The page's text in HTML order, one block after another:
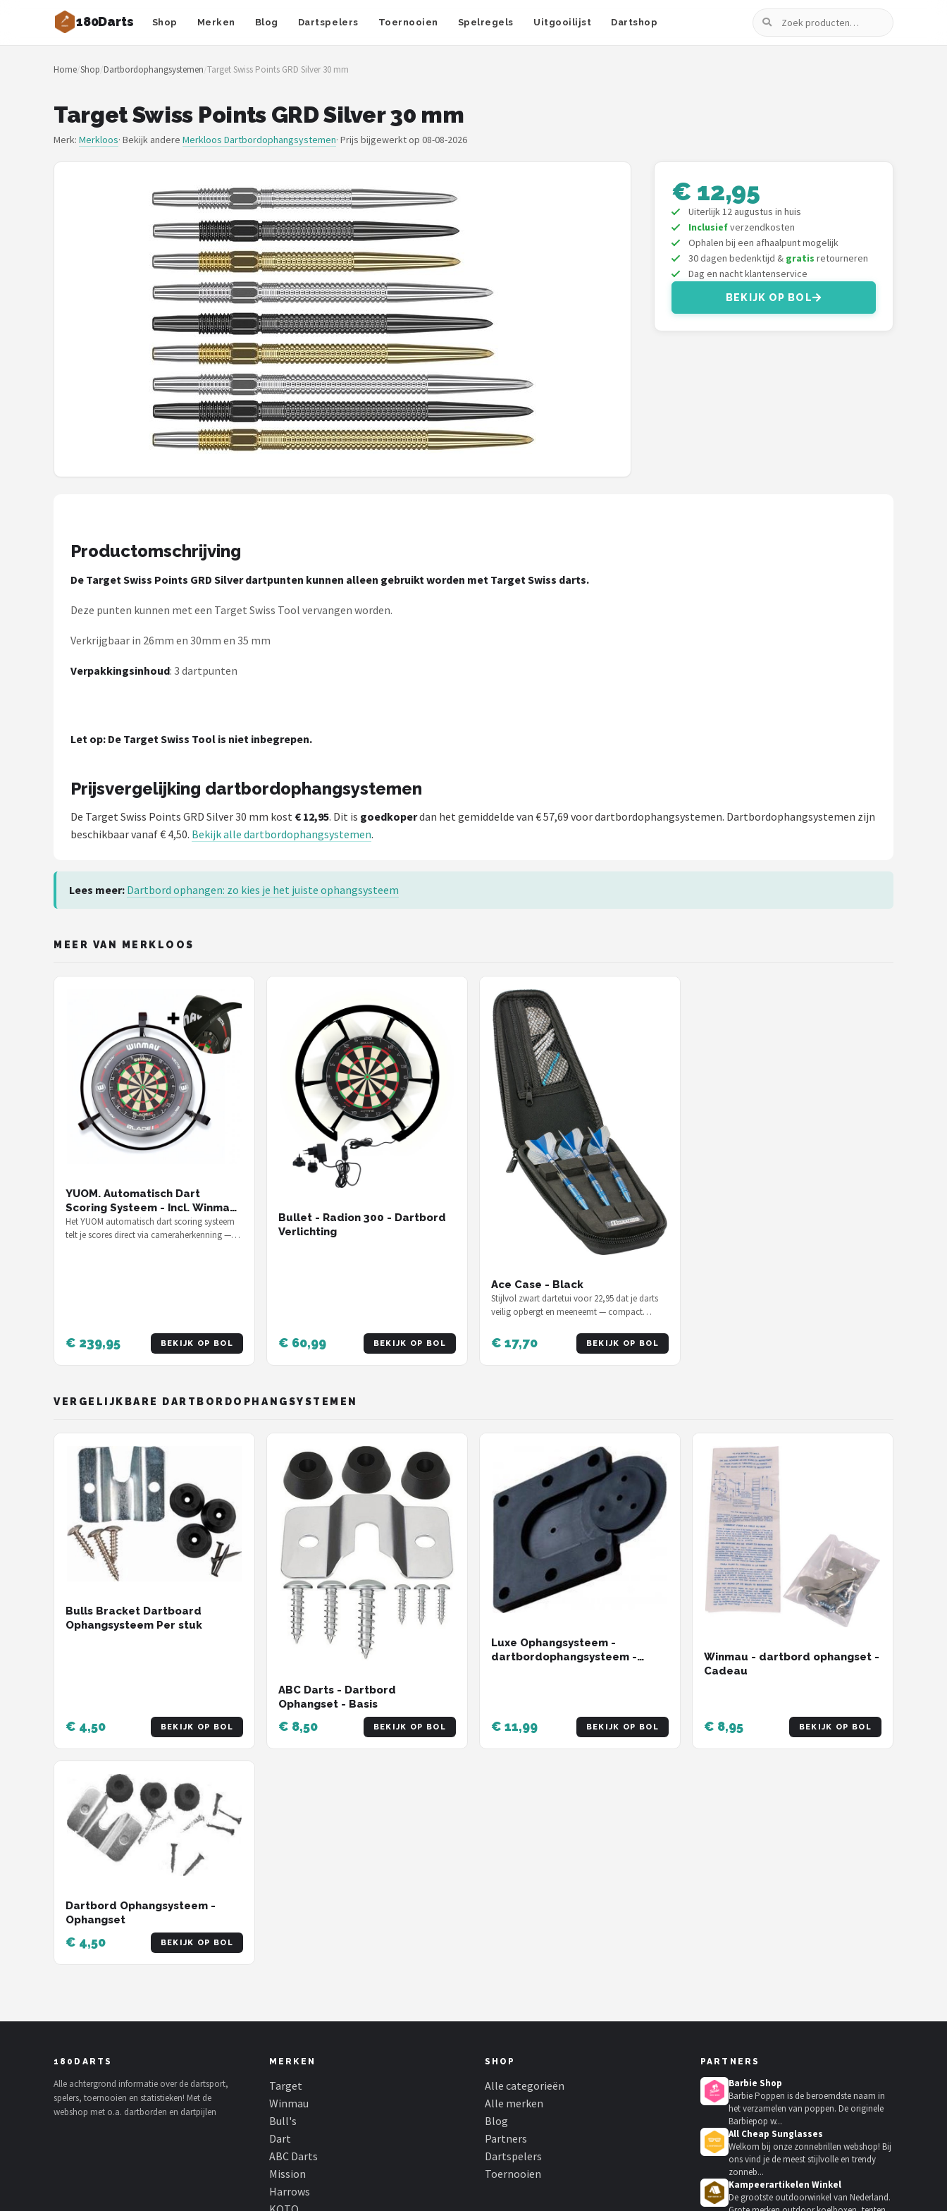
180Darts Shop Merken Blog Dartspelers Toernooien Spelregels Uitgooilijst Dartshop
Zoeken
Zoeken
NAVIGATIE
Merken
Unicorn
Alle merken →
Home/Shop/Dartbordophangsystemen/Target Swiss Points GRD Silver 30 mm
Target Swiss Points GRD Silver 30 mm
Merk: Merkloos· Bekijk andere Merkloos Dartbordophangsystemen· Prijs bijgewerkt op 08-08-2026
€ 12,95
Uiterlijk 12 augustus in huis
Inclusiefverzendkosten
Ophalen bij een afhaalpunt mogelijk
30 dagen bedenktijd & gratis retourneren
Dag en nacht klantenservice
BEKIJK OP BOL
Productomschrijving
De Target Swiss Points GRD Silver dartpunten kunnen alleen gebruikt worden met Target Swiss darts.
Deze punten kunnen met een Target Swiss Tool vervangen worden.
Verkrijgbaar in 26mm en 30mm en 35 mm
Verpakkingsinhoud: 3 dartpunten
Let op: De Target Swiss Tool is niet inbegrepen.
Prijsvergelijking dartbordophangsystemen
De Target Swiss Points GRD Silver 30 mm kost € 12,95. Dit is goedkoperdan het gemiddelde van € 57,69 voor dartbordophangsystemen. Dartbordophangsystemen zijn
beschikbaar vanaf € 4,50. Bekijk alle dartbordophangsystemen.
Lees meer: Dartbord ophangen: zo kies je het juiste ophangsysteem
MEER VAN MERKLOOS
YUOM. Automatisch Dart
Scoring Systeem - Incl. Winmau
360 dartbord verlichting - Darts
Scorebord voor Autodarts -
Het YUOM automatisch dart scoring systeem
telt je scores direct via cameraherkenning —
€ 239,95 BEKIJK OP BOL
Bullet - Radion 300 - Dartbord
Verlichting
€ 60,99 BEKIJK OP BOL
Ace Case - Black
Stijlvol zwart dartetui voor 22,95 dat je darts
veilig opbergt en meeneemt — compact
€ 17,70 BEKIJK OP BOL
VERGELIJKBARE DARTBORDOPHANGSYSTEMEN
Bulls Bracket Dartboard
Ophangsysteem Per stuk
€ 4,50 BEKIJK OP BOL
ABC Darts - Dartbord
Ophangset - Basis
€ 8,50 BEKIJK OP BOL
Luxe Ophangsysteem -
dartbordophangsysteem -
€ 11,99 BEKIJK OP BOL
Winmau - dartbord ophangset -
Cadeau
€ 8,95 BEKIJK OP BOL
Dartbord Ophangsysteem -
Ophangset
€ 4,50 BEKIJK OP BOL
180DARTS
Alle achtergrond informatie over de dartsport,
spelers, toernooien en statistieken! Met de
webshop met o.a. dartborden en dartpijlen
MERKEN
Target
Winmau
Bull's
Dart
ABC Darts
Mission
Harrows
SHOP
Alle categorieën
Alle merken
Blog
Partners
Dartspelers
Toernooien
PARTNERS
Barbie Shop
Barbie Poppen is de beroemdste naam in
het verzamelen van poppen. De originele
Barbiepop w...
All Cheap Sunglasses
Welkom bij onze zonnebrillen webshop! Bij
ons vind je de meest stijlvolle en trendy
zonneb...
Kampeerartikelen Winkel
De grootste outdoorwinkel van Nederland.